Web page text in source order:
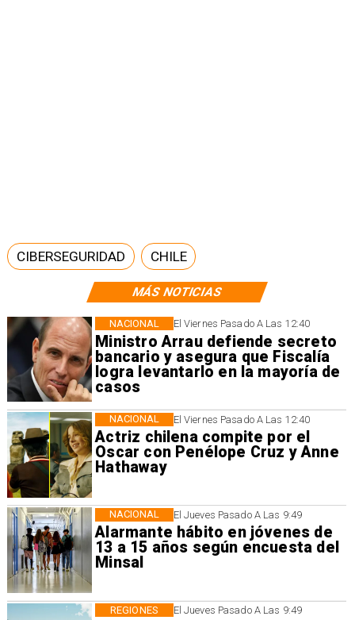
MÁS NOTICIAS
El Viernes Pasado A Las 12:40
Ministro Arrau defiende secreto
bancario y asegura que Fiscalía
logra levantarlo en la mayoría de
casos
NACIONAL
El Viernes Pasado A Las 12:40
Actriz chilena compite por el
Oscar con Penélope Cruz y Anne
Hathaway
NACIONAL
El Jueves Pasado A Las 9:49
Alarmante hábito en jóvenes de
13 a 15 años según encuesta del
Minsal
NACIONAL
El Jueves Pasado A Las 9:49
REGIONES
CIBERSEGURIDAD CHILE